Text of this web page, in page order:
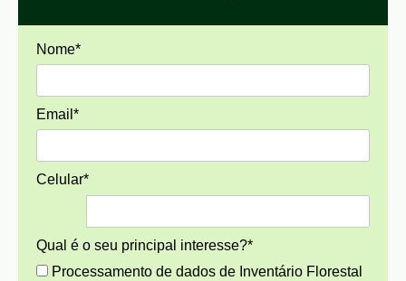
Nome*
Email*
Celular*
Qual é o seu principal interesse?*
Processamento de dados de Inventário Florestal